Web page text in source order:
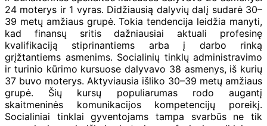
24 moterys ir 1 vyras. Didžiausią dalyvių dalį sudarė 30–
39 metų amžiaus grupė. Tokia tendencija leidžia manyti,
kad finansų sritis dažniausiai aktuali profesinę
kvalifikaciją stiprinantiems arba į darbo rinką
grįžtantiems asmenims. Socialinių tinklų administravimo
ir turinio kūrimo kursuose dalyvavo 38 asmenys, iš kurių
37 buvo moterys. Aktyviausia išliko 30–39 metų amžiaus
grupė. Šių kursų populiarumas rodo augantį
skaitmeninės komunikacijos kompetencijų poreikį.
Socialiniai tinklai gyventojams tampa svarbūs ne tik